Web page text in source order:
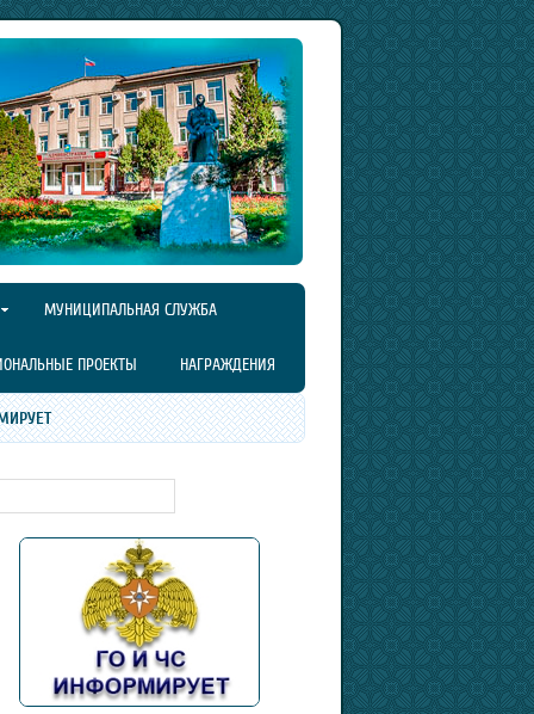
МУНИЦИПАЛЬНАЯ СЛУЖБА
ПРОЕКТЫ НАГРАЖДЕНИЯ